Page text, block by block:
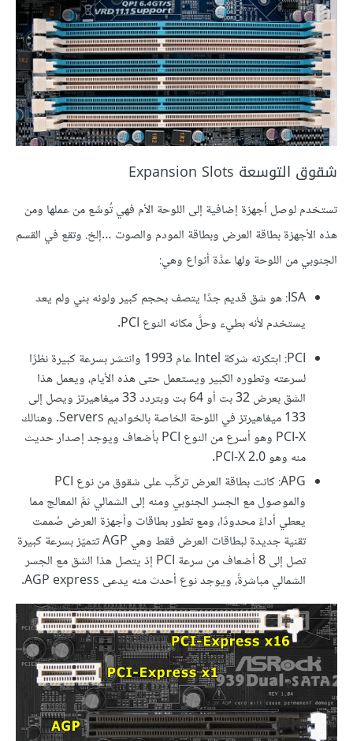
شقوق التوسعة Expansion Slots
تستخدم لوصل أجهزة إضافية إلى اللوحة الأم فهي تُوسِّع من عملها ومن
هذه الأجهزة بطاقة العرض وبطاقة المودم والصوت …إلخ. وتقع في القسم
الجنوبي من اللوحة ولها عدَّة أنواع وهي:
ISA: هو شق قديم جدًا يتصف بحجم كبير ولونه بني ولم يعد
يستخدم لأنه بطيء وحلَّ مكانه النوع PCI.
PCI: ابتكرته شركة Intel عام 1993 وانتشر بسرعة كبيرة نظرًا
لسرعته وتطوره الكبير ويستعمل حتى هذه الأيام، ويعمل هذا
الشق بعرض 32 بت أو 64 بت وبتردد 33 ميغاهيرتز ويصل إلى
133 ميغاهيرتز في اللوحة الخاصة بالخواديم Servers. وهنالك
PCI-X وهو أسرع من النوع PCI بأضعاف ويوجد إصدار حديث
منه وهو PCI-X 2.0.
APG: كانت بطاقة العرض تركَّب على شقوق من نوع PCI
والموصول مع الجسر الجنوبي ومنه إلى الشمالي ثمَّ المعالج مما
يعطي أداءً محدودًا، ومع تطور بطاقات وأجهزة العرض صُممت
تقنية جديدة لبطاقات العرض فقط وهي AGP تتميّز بسرعة كبيرة
تصل إلى 8 أضعاف من سرعة PCI إذ يتصل هذا الشق مع الجسر
الشمالي مباشرةً، ويوجد نوع أحدث منه يدعى AGP express.